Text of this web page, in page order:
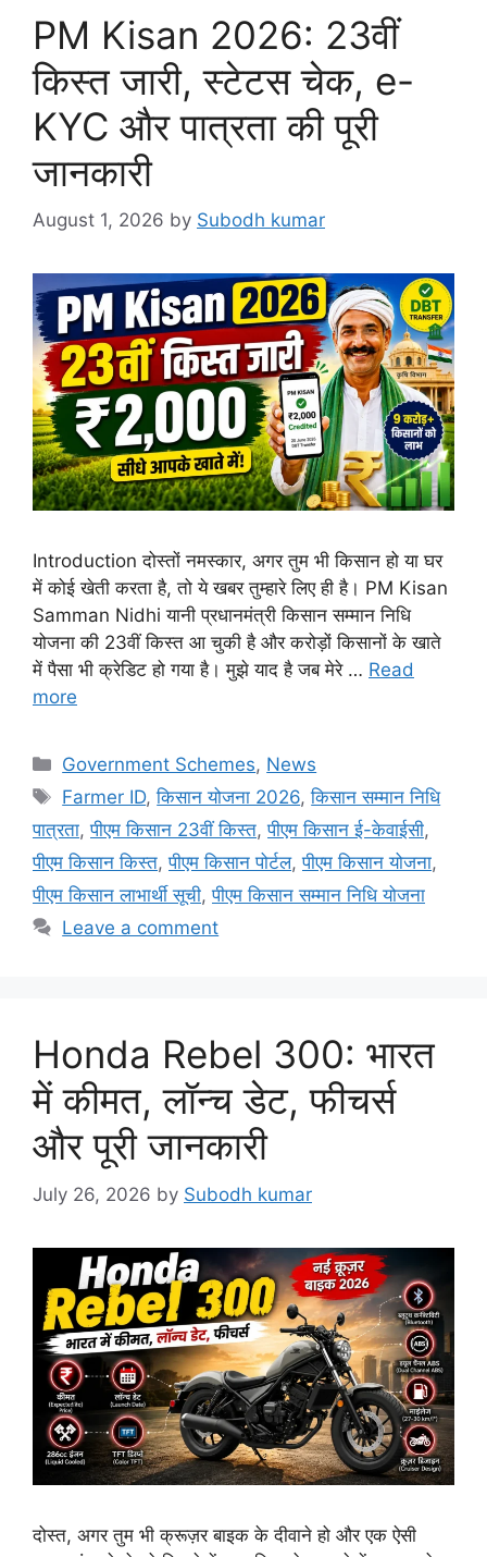
PM Kisan 2026: 23वीं
किस्त जारी, स्टेटस चेक, e-
KYC और पात्रता की पूरी
जानकारी
August 1, 2026 by Subodh kumar
Introduction दोस्तों नमस्कार, अगर तुम भी किसान हो या घर
में कोई खेती करता है, तो ये खबर तुम्हारे लिए ही है। PM Kisan
Samman Nidhi यानी प्रधानमंत्री किसान सम्मान निधि
योजना की 23वीं किस्त आ चुकी है और करोड़ों किसानों के खाते
में पैसा भी क्रेडिट हो गया है। मुझे याद है जब मेरे … Read
more
Government Schemes, News
Farmer ID,किसान योजना 2026,किसान सम्मान निधि
पात्रता,पीएम किसान 23वीं किस्त,पीएम किसान ई-केवाईसी,
पीएम किसान किस्त,पीएम किसान पोर्टल,पीएम किसान योजना,
पीएम किसान लाभार्थी सूची,पीएम किसान सम्मान निधि योजना
Leave a comment
Honda Rebel 300: भारत
में कीमत, लॉन्च डेट, फीचर्स
और पूरी जानकारी
July 26, 2026 by Subodh kumar
दोस्त, अगर तुम भी क्रूज़र बाइक के दीवाने हो और एक ऐसी